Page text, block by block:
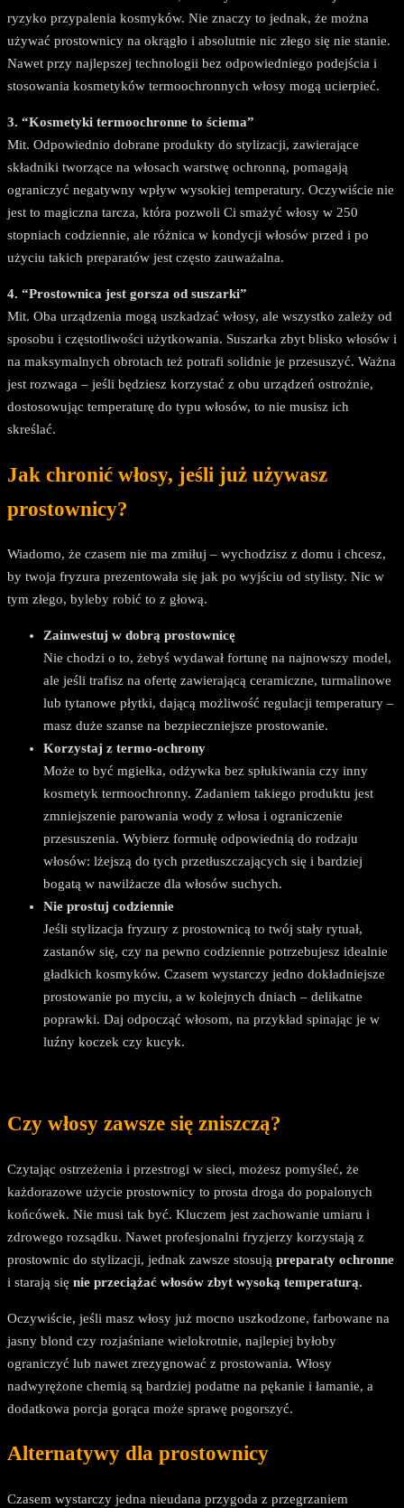
ryzyko przypalenia kosmyków. Nie znaczy to jednak, że można
używać prostownicy na okrągło i absolutnie nic złego się nie stanie.
Nawet przy najlepszej technologii bez odpowiedniego podejścia i
stosowania kosmetyków termoochronnych włosy mogą ucierpieć.
3. “Kosmetyki termoochronne to ściema”
Mit. Odpowiednio dobrane produkty do stylizacji, zawierające
składniki tworzące na włosach warstwę ochronną, pomagają
ograniczyć negatywny wpływ wysokiej temperatury. Oczywiście nie
jest to magiczna tarcza, która pozwoli Ci smażyć włosy w 250
stopniach codziennie, ale różnica w kondycji włosów przed i po
użyciu takich preparatów jest często zauważalna.
4. “Prostownica jest gorsza od suszarki”
Mit. Oba urządzenia mogą uszkadzać włosy, ale wszystko zależy od
sposobu i częstotliwości użytkowania. Suszarka zbyt blisko włosów i
na maksymalnych obrotach też potrafi solidnie je przesuszyć. Ważna
jest rozwaga – jeśli będziesz korzystać z obu urządzeń ostrożnie,
dostosowując temperaturę do typu włosów, to nie musisz ich
skreślać.
Jak chronić włosy, jeśli już używasz
prostownicy?
Wiadomo, że czasem nie ma zmiłuj – wychodzisz z domu i chcesz,
by twoja fryzura prezentowała się jak po wyjściu od stylisty. Nic w
tym złego, byleby robić to z głową.
Zainwestuj w dobrą prostownicę
Nie chodzi o to, żebyś wydawał fortunę na najnowszy model,
ale jeśli trafisz na ofertę zawierającą ceramiczne, turmalinowe
lub tytanowe płytki, dającą możliwość regulacji temperatury –
masz duże szanse na bezpieczniejsze prostowanie.
Korzystaj z termo-ochrony
Może to być mgiełka, odżywka bez spłukiwania czy inny
kosmetyk termoochronny. Zadaniem takiego produktu jest
zmniejszenie parowania wody z włosa i ograniczenie
przesuszenia. Wybierz formułę odpowiednią do rodzaju
włosów: lżejszą do tych przetłuszczających się i bardziej
bogatą w nawilżacze dla włosów suchych.
Nie prostuj codziennie
Jeśli stylizacja fryzury z prostownicą to twój stały rytuał,
zastanów się, czy na pewno codziennie potrzebujesz idealnie
gładkich kosmyków. Czasem wystarczy jedno dokładniejsze
prostowanie po myciu, a w kolejnych dniach – delikatne
poprawki. Daj odpocząć włosom, na przykład spinając je w
luźny koczek czy kucyk.
Czy włosy zawsze się zniszczą?
Czytając ostrzeżenia i przestrogi w sieci, możesz pomyśleć, że
każdorazowe użycie prostownicy to prosta droga do popalonych
końcówek. Nie musi tak być. Kluczem jest zachowanie umiaru i
zdrowego rozsądku. Nawet profesjonalni fryzjerzy korzystają z
prostownic do stylizacji, jednak zawsze stosują preparaty ochronne
i starają się nie przeciążać włosów zbyt wysoką temperaturą.
Oczywiście, jeśli masz włosy już mocno uszkodzone, farbowane na
jasny blond czy rozjaśniane wielokrotnie, najlepiej byłoby
ograniczyć lub nawet zrezygnować z prostowania. Włosy
nadwyrężone chemią są bardziej podatne na pękanie i łamanie, a
dodatkowa porcja gorąca może sprawę pogorszyć.
Alternatywy dla prostownicy
Czasem wystarczy jedna nieudana przygoda z przegrzaniem